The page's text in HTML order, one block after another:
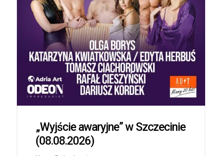
„Wyjście awaryjne” w Szczecinie
(08.08.2026)